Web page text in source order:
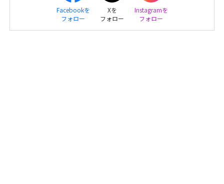
Facebookを
フォロー
Xを
フォロー
Instagramを
フォロー